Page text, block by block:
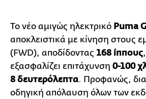
Το νέο αμιγώς ηλεκτρικό Puma
αποκλειστικά με κίνηση στους
(FWD), αποδίδοντας 168 ίππους
εξασφαλίζει επιτάχυνση 0-100
8 δευτερόλεπτα. Προφανώς,
οδηγική απόλαυση όλων των